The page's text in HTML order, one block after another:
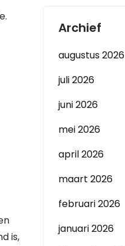
is,
Archief
augustus 2026
juli 2026
juni 2026
mei 2026
april 2026
maart 2026
februari 2026
januari 2026